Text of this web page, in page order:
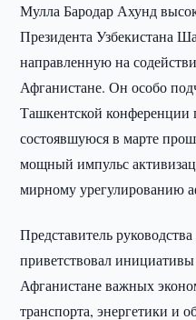
Мулла Бародар Ахунд
Президента Узбекистана
направленную на
Афганистане. Он особо
Ташкентской конференции
состоявшуюся в марте
мощный импульс
мирному урегулированию
Представитель
приветствовал
Афганистане важных
транспорта, энергетики и